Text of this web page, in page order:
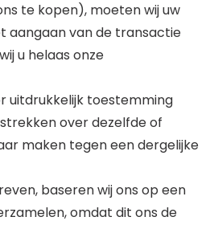
te kopen), moeten wij uw
aangaan van de transactie
u helaas onze
uitdrukkelijk toestemming
over dezelfde of
maken tegen een dergelijke
baseren wij ons op een
omdat dit ons de